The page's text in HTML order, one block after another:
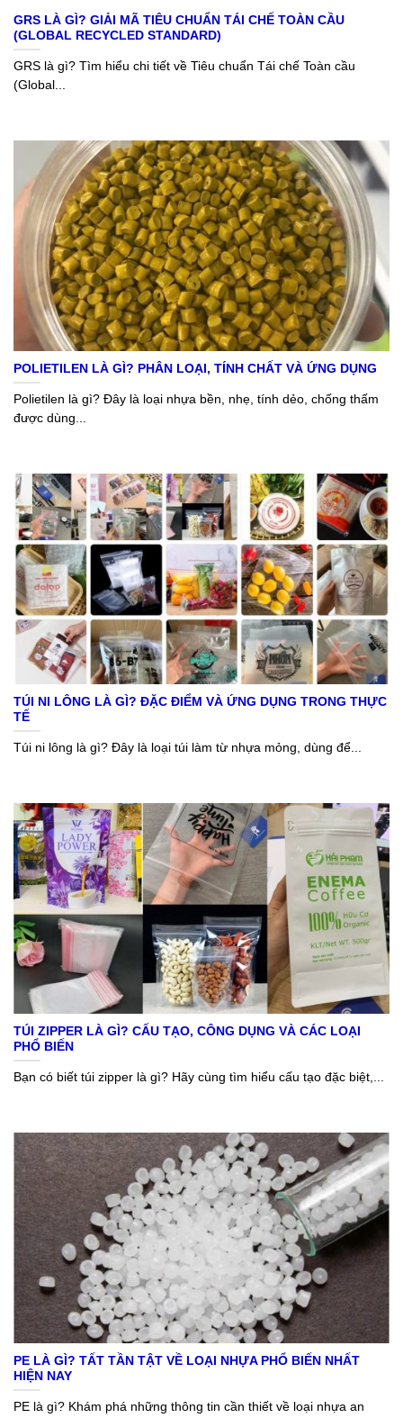
GRS LÀ GÌ? GIẢI MÃ TIÊU CHUẨN TÁI CHẾ TOÀN CẦU
(GLOBAL RECYCLED STANDARD)
GRS là gì? Tìm hiểu chi tiết về Tiêu chuẩn Tái chế Toàn cầu
(Global...
POLIETILEN LÀ GÌ? PHÂN LOẠI, TÍNH CHẤT VÀ ỨNG DỤNG
Polietilen là gì? Đây là loại nhựa bền, nhẹ, tính dẻo, chống thấm
được dùng...
TÚI NI LÔNG LÀ GÌ? ĐẶC ĐIỂM VÀ ỨNG DỤNG TRONG THỰC
TẾ
Túi ni lông là gì? Đây là loại túi làm từ nhựa mỏng, dùng để...
TÚI ZIPPER LÀ GÌ? CẤU TẠO, CÔNG DỤNG VÀ CÁC LOẠI
PHỔ BIẾN
Bạn có biết túi zipper là gì? Hãy cùng tìm hiểu cấu tạo đặc biệt,...
PE LÀ GÌ? TẤT TẦN TẬT VỀ LOẠI NHỰA PHỔ BIẾN NHẤT
HIỆN NAY
PE là gì? Khám phá những thông tin cần thiết về loại nhựa an